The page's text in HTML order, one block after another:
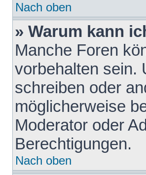
Nach oben
» Warum kann
Manche Foren
vorbehalten sein.
schreiben oder
möglicherweise
Moderator oder
Berechtigungen.
Nach oben